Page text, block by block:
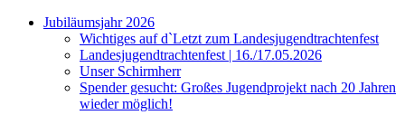
Jubiläumsjahr 2026
Wichtiges auf d`Letzt zum Landesjugendtrachtenfest
Landesjugendtrachtenfest | 16./17.05.2026
Unser Schirmherr
Spender gesucht: Großes Jugendprojekt nach 20 Jahren
wieder möglich!